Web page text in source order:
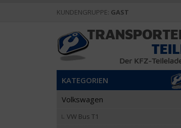
KUNDENGRUPPE: GAST
KATEGORIEN
Volkswagen
VW Bus T1